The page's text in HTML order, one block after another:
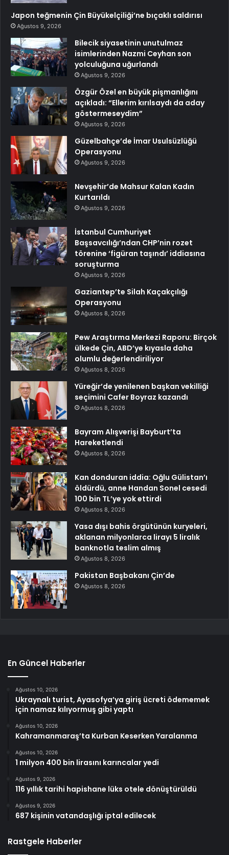
Japon teğmenin Çin Büyükelçiliği’ne bıçaklı saldırısı
Ağustos 9, 2026
Bilecik siyasetinin unutulmaz
isimlerinden Nazmi Ceyhan son
yolculuğuna uğurlandı
Ağustos 9, 2026
Özgür Özel en büyük pişmanlığını
açıkladı: “Ellerim kırılsaydı da aday
göstermeseydim”
Ağustos 9, 2026
Güzelbahçe’de İmar Usulsüzlüğü
Operasyonu
Ağustos 9, 2026
Nevşehir’de Mahsur Kalan Kadın
Kurtarıldı
Ağustos 9, 2026
İstanbul Cumhuriyet
Başsavcılığı’ndan CHP’nin rozet
törenine ‘figüran taşındı’ iddiasına
soruşturma
Ağustos 9, 2026
Gaziantep’te Silah Kaçakçılığı
Operasyonu
Ağustos 8, 2026
Pew Araştırma Merkezi Raporu: Birçok
ülkede Çin, ABD’ye kıyasla daha
olumlu değerlendiriliyor
Ağustos 8, 2026
Yüreğir’de yenilenen başkan vekilliği
seçimini Cafer Boyraz kazandı
Ağustos 8, 2026
Bayram Alışverişi Bayburt’ta
Hareketlendi
Ağustos 8, 2026
Kan donduran iddia: Oğlu Gülistan’ı
öldürdü, anne Handan Sonel cesedi
100 bin TL’ye yok ettirdi
Ağustos 8, 2026
Yasa dışı bahis örgütünün kuryeleri,
aklanan milyonlarca lirayı 5 liralık
banknotla teslim almış
Ağustos 8, 2026
Pakistan Başbakanı Çin’de
Ağustos 8, 2026
En Güncel Haberler
Ağustos 10, 2026
Ukraynalı turist, Ayasofya’ya giriş ücreti ödememek
için namaz kılıyormuş gibi yaptı
Ağustos 10, 2026
Kahramanmaraş’ta Kurban Keserken Yaralanma
Ağustos 10, 2026
1 milyon 400 bin lirasını karıncalar yedi
Ağustos 9, 2026
116 yıllık tarihi hapishane lüks otele dönüştürüldü
Ağustos 9, 2026
687 kişinin vatandaşlığı iptal edilecek
Rastgele Haberler